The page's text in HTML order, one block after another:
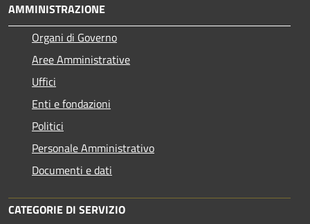
AMMINISTRAZIONE
Organi di Governo
Aree Amministrative
Uffici
Enti e fondazioni
Politici
Personale Amministrativo
Documenti e dati
CATEGORIE DI SERVIZIO